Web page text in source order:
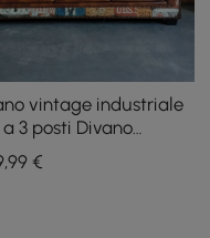
vintage industriale
3 posti Divano
in ecopelle
trapuntato
,99€